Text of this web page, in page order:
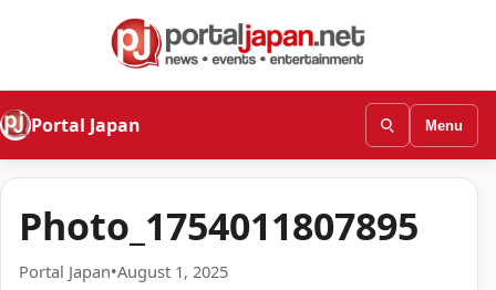
Portal Japan Menu
Photo_1754011807895
Portal Japan•August 1, 2025